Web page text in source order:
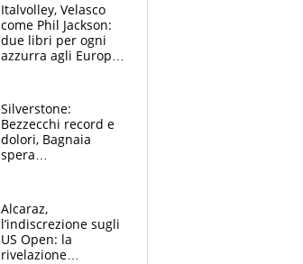
Italvolley, Velasco
come Phil Jackson:
due libri per ogni
azzurra agli Europei.
Silverstone:
Bezzecchi record e
dolori, Bagnaia
spera
e vota Aprilia
Alcaraz,
l’indiscrezione sugli
US Open: la
rivelazione